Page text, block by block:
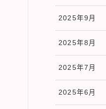
2025年9月
2025年8月
2025年7月
2025年6月